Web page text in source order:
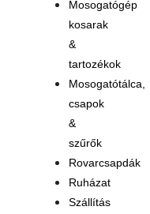
Mosogatógép
kosarak
&
tartozékok
Mosogatótálca,
csapok
&
szűrők
Rovarcsapdák
Ruházat
Szállítás